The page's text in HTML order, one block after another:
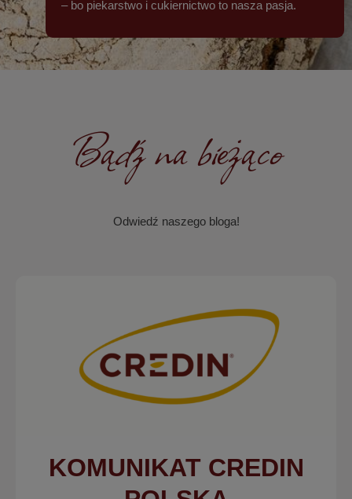
– bo piekarstwo i cukiernictwo to nasza pasja.
Bądź na bieżąco
Odwiedź naszego bloga!
KOMUNIKAT CREDIN